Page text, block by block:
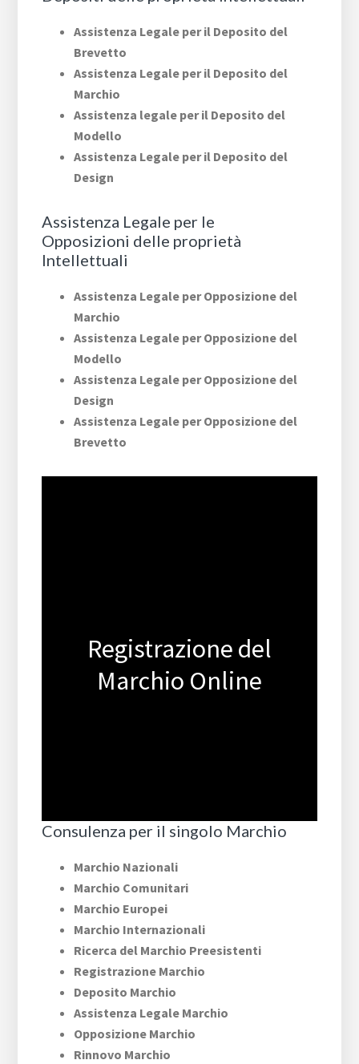
Assistenza Legale per il Deposito del
Brevetto
Assistenza Legale per il Deposito del
Marchio
Assistenza legale per il Deposito del
Modello
Assistenza Legale per il Deposito del
Design
Assistenza Legale per le
Opposizioni delle proprietà
Intellettuali
Assistenza Legale per Opposizione del
Marchio
Assistenza Legale per Opposizione del
Modello
Assistenza Legale per Opposizione del
Design
Assistenza Legale per Opposizione del
Brevetto
Registrazione del
Marchio Online
Consulenza per il singolo Marchio
Marchio Nazionali
Marchio Comunitari
Marchio Europei
Marchio Internazionali
Ricerca del Marchio Preesistenti
Registrazione Marchio
Deposito Marchio
Assistenza Legale Marchio
Opposizione Marchio
Rinnovo Marchio